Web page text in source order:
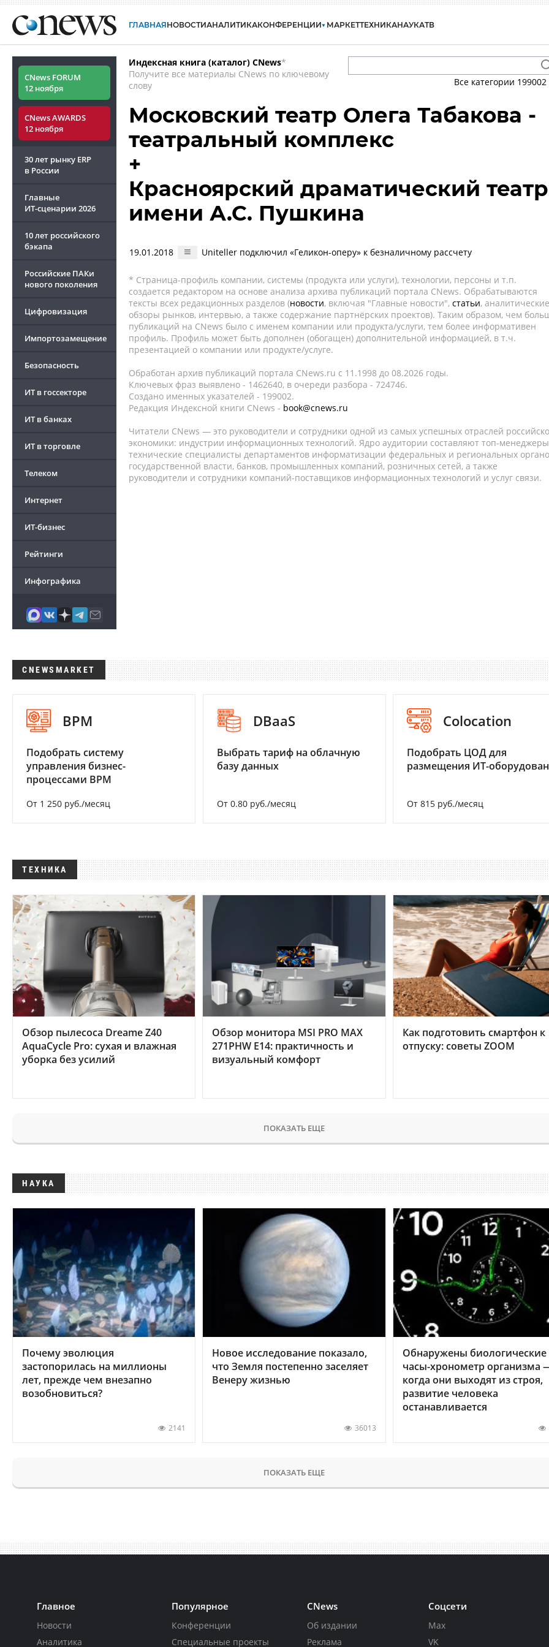
ГЛАВНАЯНОВОСТИАНАЛИТИКАКОНФЕРЕНЦИИ МАРКЕТТЕХНИКАНАУКАТВ
CNews FORUM
12 ноября
CNews AWARDS
12 ноября
30 лет рынку ERP
в России
Главные
ИТ-сценарии 2026
10 лет российского
бэкапа
Российские ПАКи
нового поколения
Цифровизация
Импортозамещение
Безопасность
ИТ в госсекторе
ИТ в банках
ИТ в торговле
Телеком
Интернет
ИТ-бизнес
Рейтинги
Инфографика
Индексная книга (каталог) CNews*
Получите все материалы CNews по ключевому
слову
Все категории 199002
Московский театр Олега Табакова -
театральный комплекс
+
Красноярский драматический театр
имени А.С. Пушкина
19.01.2018 Uniteller подключил «Геликон-оперу» к безналичному рассчету
* Страница-профиль компании, системы (продукта или услуги), технологии, персоны и т.п.
создается редактором на основе анализа архива публикаций портала CNews. Обрабатываются
тексты всех редакционных разделов (новости, включая "Главные новости", статьи, аналитические
обзоры рынков, интервью, а также содержание партнёрских проектов). Таким образом, чем
публикаций на CNews было с именем компании или продукта/услуги, тем более информативен
профиль. Профиль может быть дополнен (обогащен) дополнительной информацией, в т.ч.
презентацией о компании или продукте/услуге.
Обработан архив публикаций портала CNews.ru c 11.1998 до 08.2026 годы.
Ключевых фраз выявлено - 1462640, в очереди разбора - 724746.
Создано именных указателей - 199002.
Редакция Индексной книги CNews - book@cnews.ru
Читатели CNews — это руководители и сотрудники одной из самых успешных отраслей
экономики: индустрии информационных технологий. Ядро аудитории составляют топ-
технические специалисты департаментов информатизации федеральных и региональных
государственной власти, банков, промышленных компаний, розничных сетей, а также
руководители и сотрудники компаний-поставщиков информационных технологий и услуг связи.
CNEWSMARKET
BPM
Подобрать систему
управления бизнес-
процессами BPM
От 1 250 руб./месяц
DBaaS
Выбрать тариф на облачную
базу данных
От 0.80 руб./месяц
Colocation
Подобрать ЦОД для
размещения ИТ-
От 815 руб./месяц
ТЕХНИКА
Обзор пылесоса Dreame Z40
AquaCycle Pro: сухая и влажная
уборка без усилий
Обзор монитора MSI PRO MAX
271PHW E14: практичность и
визуальный комфорт
Как подготовить смартфон к
отпуску: советы ZOOM
ПОКАЗАТЬ ЕЩЕ
НАУКА
Почему эволюция
застопорилась на миллионы
лет, прежде чем внезапно
возобновиться?
2141
Новое исследование показало,
что Земля постепенно заселяет
Венеру жизнью
36013
Обнаружены биологические
часы-хронометр организма
когда они выходят из строя,
развитие человека
останавливается
ПОКАЗАТЬ ЕЩЕ
Главное
Новости
Аналитика
Популярное
Конференции
Специальные проекты
CNews
Об издании
Реклама
Соцсети
Max
VK